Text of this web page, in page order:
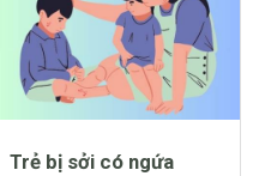
Trẻ bị sởi có ngứa